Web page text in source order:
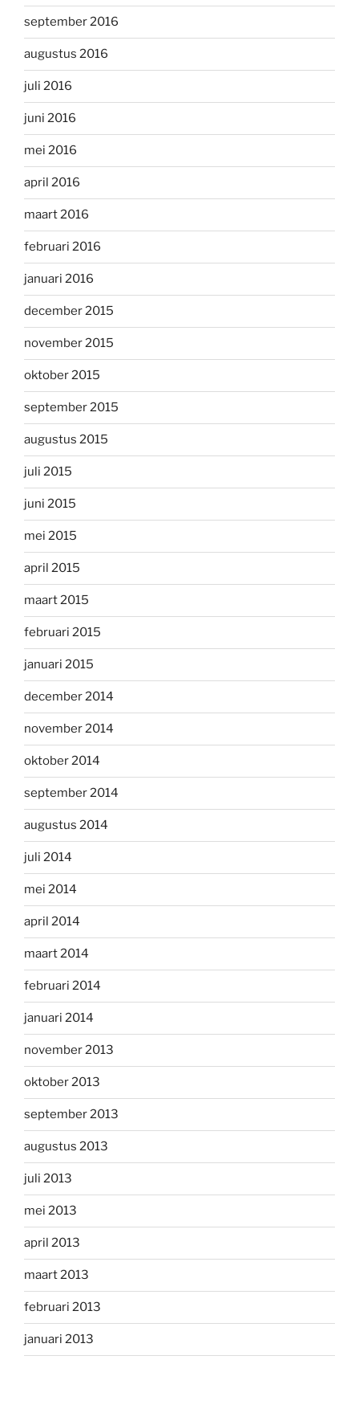
september 2016
augustus 2016
juli 2016
juni 2016
mei 2016
april 2016
maart 2016
februari 2016
januari 2016
december 2015
november 2015
oktober 2015
september 2015
augustus 2015
juli 2015
juni 2015
mei 2015
april 2015
maart 2015
februari 2015
januari 2015
december 2014
november 2014
oktober 2014
september 2014
augustus 2014
juli 2014
mei 2014
april 2014
maart 2014
februari 2014
januari 2014
november 2013
oktober 2013
september 2013
augustus 2013
juli 2013
mei 2013
april 2013
maart 2013
februari 2013
januari 2013